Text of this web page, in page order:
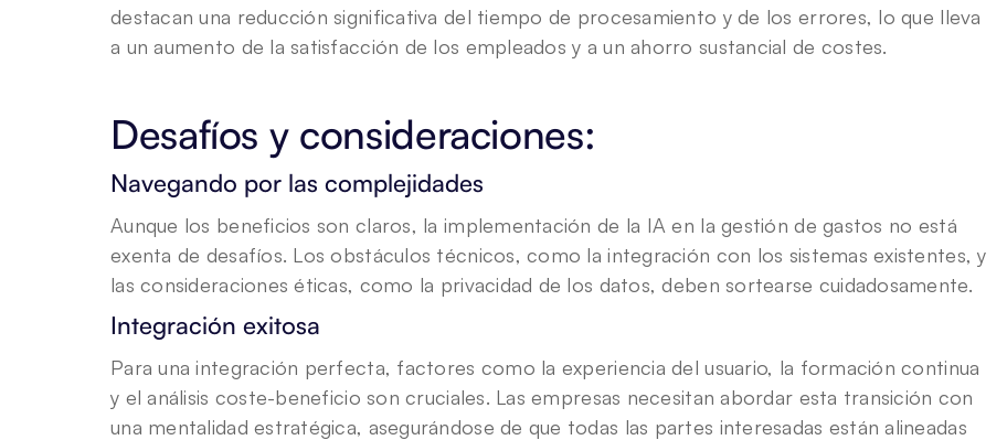
destacan una reducción significativa del tiempo de procesamiento y de los errores, lo que lleva
a un aumento de la satisfacción de los empleados y a un ahorro sustancial de costes.
Desafíos y consideraciones:
Navegando por las complejidades
Aunque los beneficios son claros, la implementación de la IA en la gestión de gastos no está
exenta de desafíos. Los obstáculos técnicos, como la integración con los sistemas existentes, y
las consideraciones éticas, como la privacidad de los datos, deben sortearse cuidadosamente.
Integración exitosa
Para una integración perfecta, factores como la experiencia del usuario, la formación continua
y el análisis coste-beneficio son cruciales. Las empresas necesitan abordar esta transición con
una mentalidad estratégica, asegurándose de que todas las partes interesadas están alineadas